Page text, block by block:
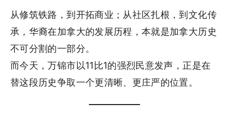
从修筑铁路，到开拓商业；从社区扎根，到文化传
承，华裔在加拿大的发展历程，本就是加拿大历史
不可分割的一部分。
而今天，万锦市以11比1的强烈民意发声，正是在
替这段历史争取一个更清晰、更庄严的位置。